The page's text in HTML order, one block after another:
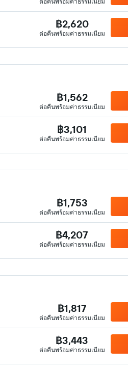
฿2,620
ต่อคืนพร้อมค่าธรรมเนียม
฿1,562
ต่อคืนพร้อมค่าธรรมเนียม
฿3,101
ต่อคืนพร้อมค่าธรรมเนียม
฿1,753
ต่อคืนพร้อมค่าธรรมเนียม
฿4,207
ต่อคืนพร้อมค่าธรรมเนียม
฿1,817
ต่อคืนพร้อมค่าธรรมเนียม
฿3,443
ต่อคืนพร้อมค่าธรรมเนียม